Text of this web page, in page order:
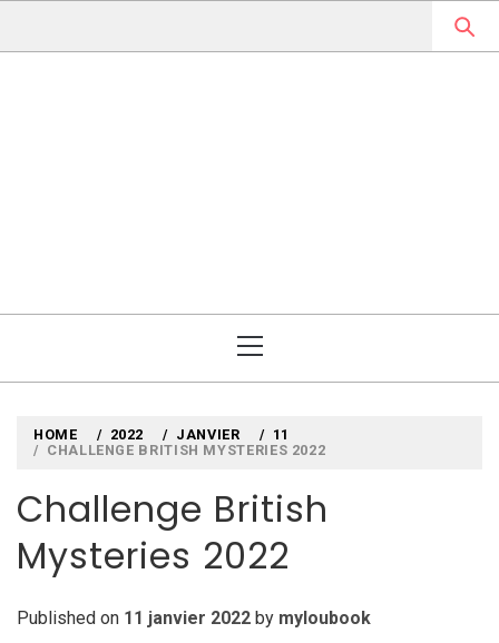
Menu
HOME 2022 JANVIER
11
CHALLENGE BRITISH MYSTERIES 2022
Challenge British
Mysteries 2022
Published on 11 janvier 2022 by myloubook